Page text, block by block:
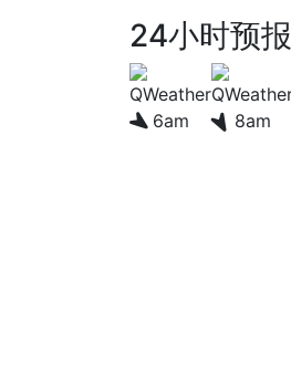
24小时预报
6am 8am